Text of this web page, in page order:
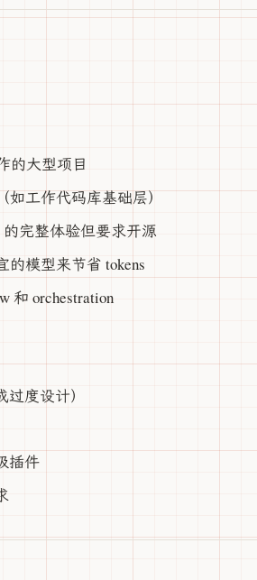
的大型项目
如工作代码库基础层）
的完整体验但要求开源
的模型来节省 tokens
和 orchestration
度设计）
插件